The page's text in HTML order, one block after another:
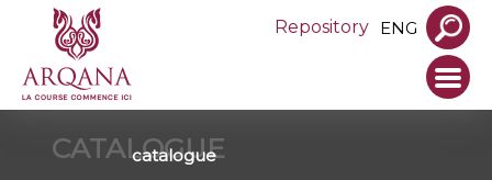
Repository ENG
CATALOGUE
catalogue